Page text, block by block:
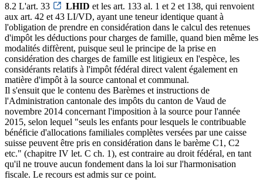
8.2 L'art. 33 LHID et les art. 133 al. 1 et 2 et 138, qui renvoient
aux art. 42 et 43 LI/VD, ayant une teneur identique quant à
l'obligation de prendre en considération dans le calcul des retenues
d'impôt les déductions pour charges de famille, quand bien même les
modalités diffèrent, puisque seul le principe de la prise en
considération des charges de famille est litigieux en l'espèce, les
considérants relatifs à l'impôt fédéral direct valent également en
matière d'impôt à la source cantonal et communal.
Il s'ensuit que le contenu des Barèmes et instructions de
l'Administration cantonale des impôts du canton de Vaud de
novembre 2014 concernant l'imposition à la source pour l'année
2015, selon lequel "seuls les enfants pour lesquels le contribuable
bénéficie d'allocations familiales complètes versées par une caisse
suisse peuvent être pris en considération dans le barème C1, C2
etc." (chapitre IV let. C ch. 1), est contraire au droit fédéral, en tant
qu'il ne trouve aucun fondement dans la loi sur l'harmonisation
fiscale. Le recours est admis sur ce point.